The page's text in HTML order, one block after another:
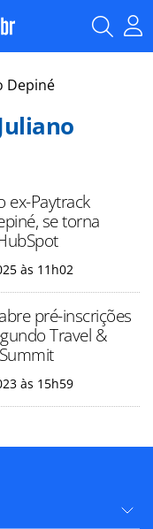
Depiné
ex-Paytrack
se torna
às 11h02
pré-inscrições
Travel &
às 15h59